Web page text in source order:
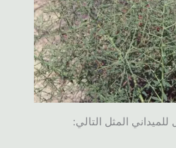
المثل التالي: